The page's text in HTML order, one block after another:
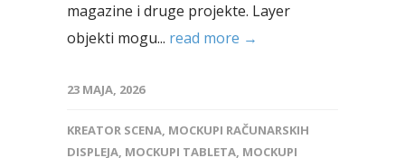
magazine i druge projekte. Layer
objekti mogu... read more →
23 MAJA, 2026
KREATOR SCENA, MOCKUPI RAČUNARSKIH
DISPLEJA, MOCKUPI TABLETA, MOCKUPI